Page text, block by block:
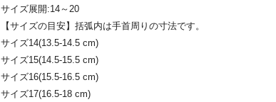
サイズ展開:14～20
【サイズの目安】括弧内は手首周りの寸法です。
サイズ14(13.5-14.5 cm)
サイズ15(14.5-15.5 cm)
サイズ16(15.5-16.5 cm)
サイズ17(16.5-18 cm)